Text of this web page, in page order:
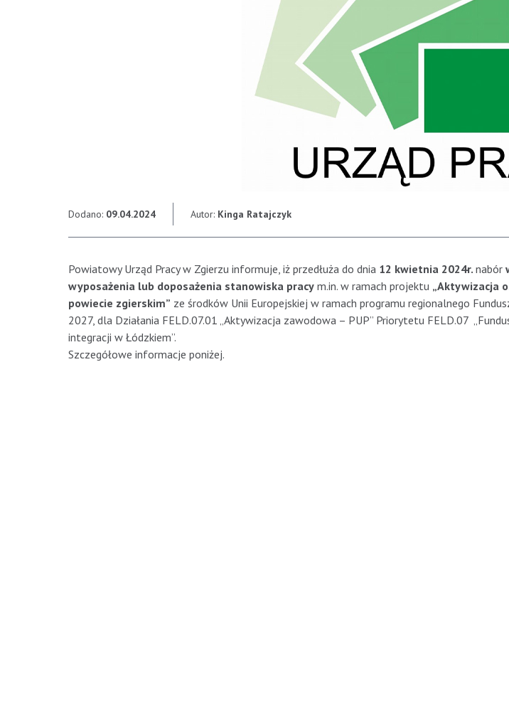
Dodano: 09.04.2024 Autor: Kinga Ratajczyk
Powiatowy Urząd Pracy w Zgierzu informuje, iż przedłuża do dnia 12 kwietnia 2024r. nabór
wyposażenia lub doposażenia stanowiska pracy m.in. w ramach projektu „Aktywizacja
powiecie zgierskim” ze środków Unii Europejskiej w ramach programu regionalnego
2027, dla Działania FELD.07.01 „Aktywizacja zawodowa – PUP” Priorytetu FELD.07
integracji w Łódzkiem”.
Szczegółowe informacje poniżej.